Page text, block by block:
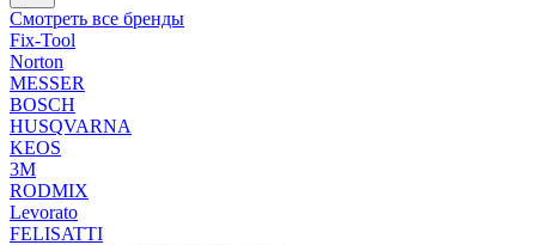
Смотреть все бренды
Fix-Tool
Norton
MESSER
BOSCH
HUSQVARNA
KEOS
3М
RODMIX
Levorato
FELISATTI